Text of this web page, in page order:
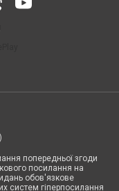
попередньої згоди
посилання на
обов'язкове
систем гіперпосилання